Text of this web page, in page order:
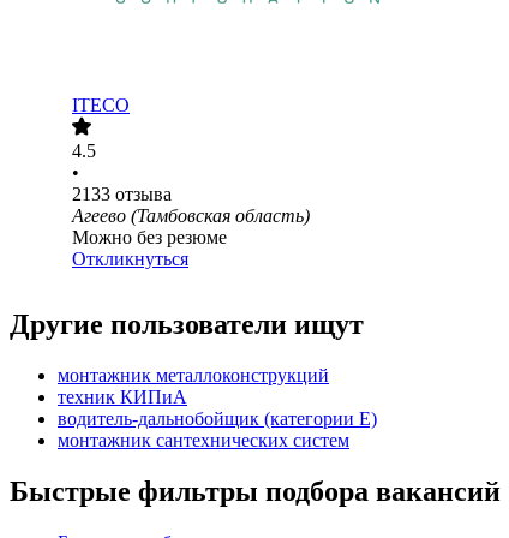
ITECO
4.5
•
2133 отзыва
Агеево (Тамбовская область)
Можно без резюме
Откликнуться
Другие пользователи ищут
монтажник металлоконструкций
техник КИПиА
водитель-дальнобойщик (категории Е)
монтажник сантехнических систем
Быстрые фильтры подбора вакансий